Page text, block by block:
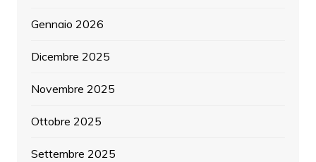
Gennaio 2026
Dicembre 2025
Novembre 2025
Ottobre 2025
Settembre 2025